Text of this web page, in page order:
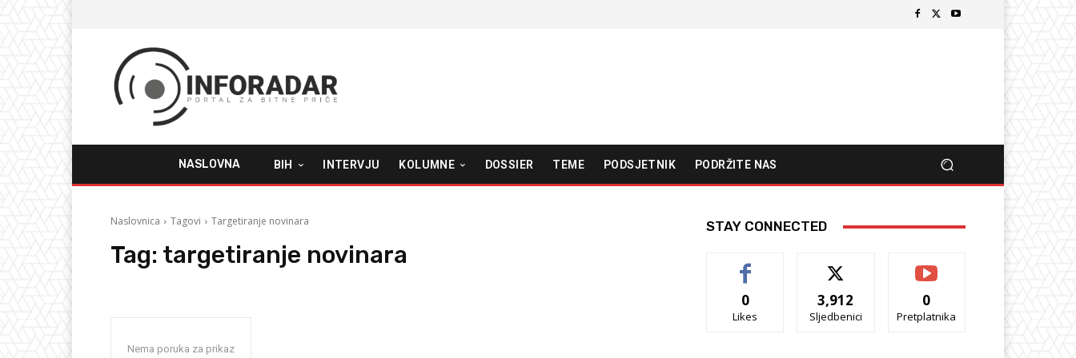
NASLOVNA BIH INTERVJU KOLUMNE DOSSIER TEME PODSJETNIK PODRŽITE NAS
Naslovnica Tagovi Targetiranje novinara
Tag: targetiranje novinara
Nema poruka za prikaz
STAY CONNECTED
0
Likes
3,912
Sljedbenici
0
Pretplatnika